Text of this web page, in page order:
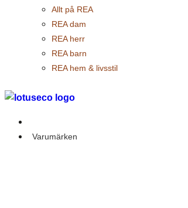
Allt på REA
REA dam
REA herr
REA barn
REA hem & livsstil
Varumärken